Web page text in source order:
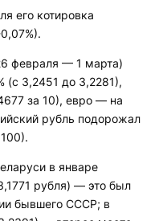
его котировка
февраля — 1 марта)
(с 3,2451 до 3,2281),
за 10), евро — на
рубль подорожал
в январе
рубля) — это был
бывшего СССР; в